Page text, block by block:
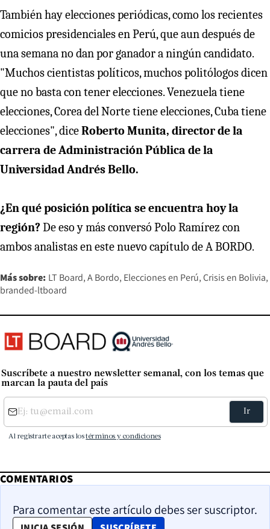
También hay elecciones periódicas, como los recientes
comicios presidenciales en Perú, que aun después de
una semana no dan por ganador a ningún candidato.
"Muchos cientistas políticos, muchos politólogos dicen
que no basta con tener elecciones. Venezuela tiene
elecciones, Corea del Norte tiene elecciones, Cuba tiene
elecciones", diceRoberto Munita, director de la
carrera de Administración Pública de la
Universidad Andrés Bello.
¿En qué posición política se encuentra hoy la
región? De eso y más conversó Polo Ramírez con
ambos analistas en este nuevo capítulo de A BORDO.
Más sobre: LT Board A Bordo Elecciones en Perú Crisis en Bolivia
branded-ltboard
Suscríbete a nuestro newsletter semanal, con los temas que
marcan la pauta del país
COMENTARIOS
Para comentar este artículo debes ser suscriptor.